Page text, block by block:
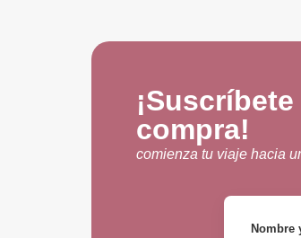
compra!
comienza tu viaje hacia
Nombre